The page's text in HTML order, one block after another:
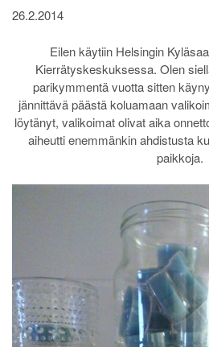
26.2.2014
Eilen käytiin Helsingin
Kierrätyskeskuksessa. Olen
parikymmentä vuotta sitten
jännittävä päästä koluamaan
löytänyt, valikoimat olivat aika
aiheutti enemmänkin ahdistusta
paikkoja.